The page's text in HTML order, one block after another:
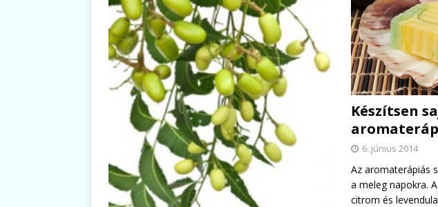
Készítsen
6. június 2014
Az aromaterápiás
a meleg napokra.
citrom és